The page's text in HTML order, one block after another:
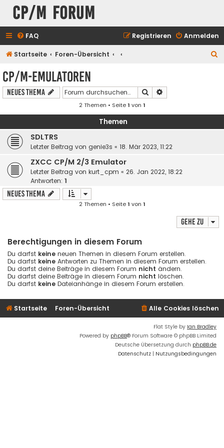
CP/M Forum
FAQ Anmelden
Registrieren
Startseite Foren-Übersicht
CP/M-Emulatoren
Neues Thema Suche
2 Themen • Seite1 von 1
Themen
SDLTRS
Letzter Beitrag von genie3s « 18. Mär 2023, 11:22
ZXCC CP/M 2/3 Emulator
Letzter Beitrag von kurt_cpm « 26. Jan 2022, 18:22
Antworten: 1
Neues Thema
2 Themen • Seite1 von 1
Gehe zu
Berechtigungen in diesem Forum
Du darfst keine neuen Themen in diesem Forum erstellen.
Du darfst keine Antworten zu Themen in diesem Forum erstellen.
Du darfst deine Beiträge in diesem Forum nicht ändern.
Du darfst deine Beiträge in diesem Forum nicht löschen.
Du darfst keine Dateianhänge in diesem Forum erstellen.
Startseite Foren-Übersicht Alle Cookies löschen
Flat Style by Ian Bradley
Powered by phpBB® Forum Software © phpBB Limited
Deutsche Übersetzung durch phpBB.de
Datenschutz | Nutzungsbedingungen